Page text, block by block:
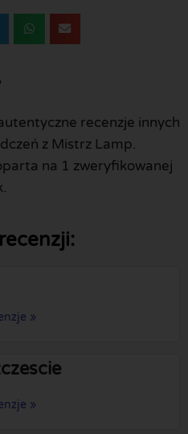
recenzje innych
z Mistrz Lamp.
na 1 zweryfikowanej
»
»